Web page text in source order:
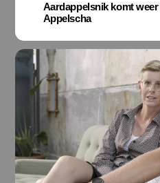
Aardappelsnik komt
Appelscha